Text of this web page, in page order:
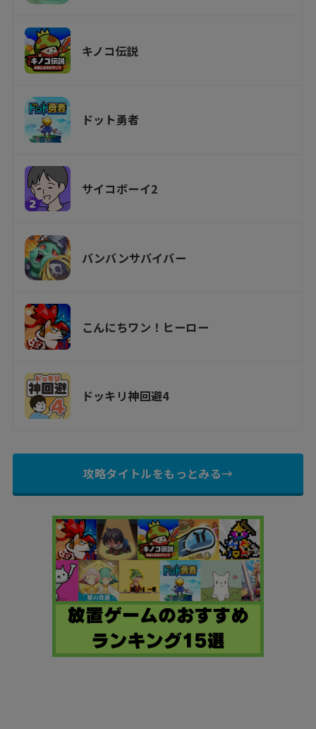
キノコ伝説
ドット勇者
サイコボーイ2
バンバンサバイバー
こんにちワン！ヒーロー
ドッキリ神回避4
攻略タイトルをもっとみる→